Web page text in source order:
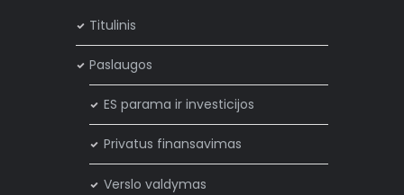
Titulinis
Paslaugos
ES parama ir investicijos
Privatus finansavimas
Verslo valdymas